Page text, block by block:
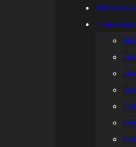
Рабочие